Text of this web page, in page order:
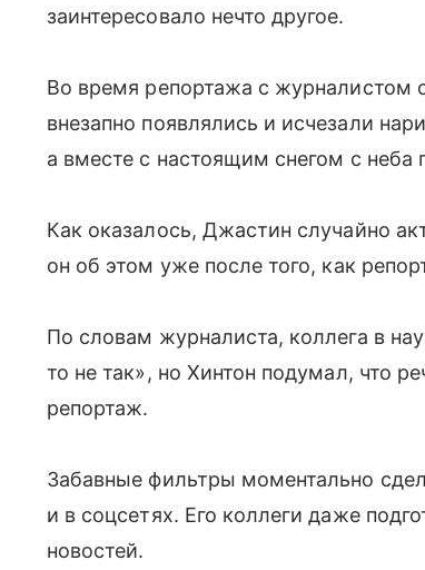
заинтересовало нечто другое.
Во время репортажа с журналистом
внезапно появлялись и исчезали
а вместе с настоящим снегом с неба
Как оказалось, Джастин случайно
он об этом уже после того, как
По словам журналиста, коллега в
то не так», но Хинтон подумал, что
репортаж.
Забавные фильтры моментально
и в соцсетях. Его коллеги даже
новостей.